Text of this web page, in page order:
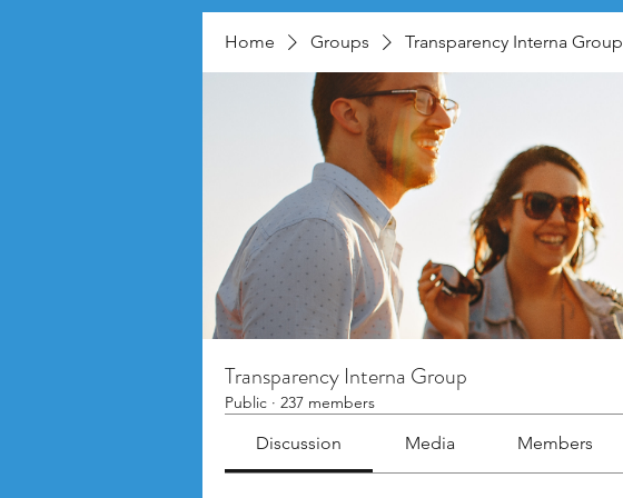
Home Groups Transparency Interna Group
Transparency Interna Group
Public · 237 members
Discussion Media Members